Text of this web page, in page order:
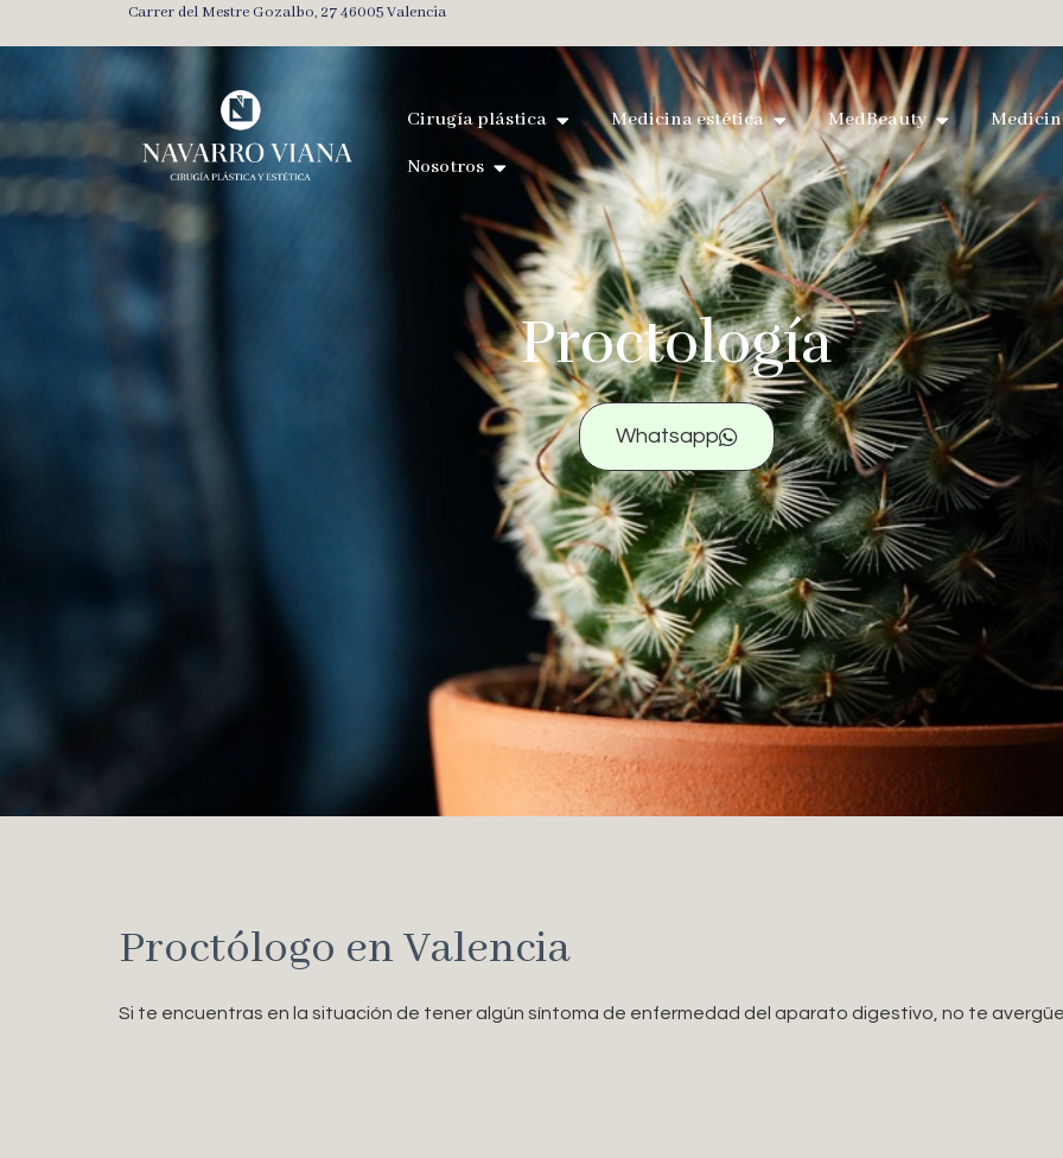
Carrer del Mestre Gozalbo, 27 46005 Valencia
Cirugía plástica Medicina estética MedBeauty
Nosotros
Proctología
Whatsapp
Proctólogo en Valencia
Si te encuentras en la situación de tener algún síntoma de enfermedad del aparato digestivo, no te